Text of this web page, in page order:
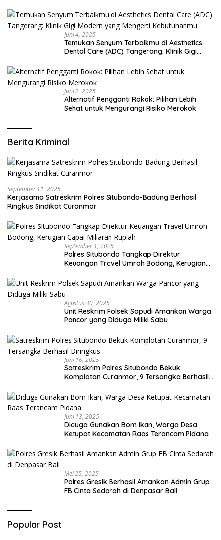
Juni 4, 2025
Temukan Senyum Terbaikmu di Aesthetics
Dental Care (ADC) Tangerang: Klinik Gigi
Juni 2, 2025
Alternatif Pengganti Rokok: Pilihan Lebih
Sehat untuk Mengurangi Risiko Merokok
Berita Kriminal
September 11, 2025
Kerjasama Satreskrim Polres Situbondo-Badung Berhasil
Ringkus Sindikat Curanmor
September 1, 2025
Polres Situbondo Tangkap Direktur
Keuangan Travel Umroh Bodong, Kerugian
Agustus 30, 2025
Unit Reskrim Polsek Sapudi Amankan Warga
Pancor yang Diduga Miliki Sabu
Juni 16, 2025
Satreskrim Polres Situbondo Bekuk
Komplotan Curanmor, 9 Tersangka Berhasil
Juni 13, 2025
Diduga Gunakan Bom Ikan, Warga Desa
Ketupat Kecamatan Raas Terancam Pidana
Mei 25, 2025
Polres Gresik Berhasil Amankan Admin Grup
FB Cinta Sedarah di Denpasar Bali
Popular Post